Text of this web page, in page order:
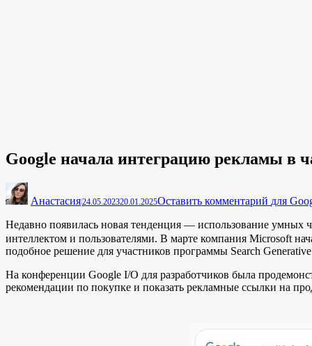
Google начала интеграцию рекламы в
Анастасия24.05.202320.01.2025Оставить комментарий для
Недавно появилась новая тенденция — использование умных
интеллектом и пользователями. В марте компания Microsoft
подобное решение для участников программы Search
На конференции Google I/O для разработчиков была
рекомендации по покупке и показать рекламные ссылки на